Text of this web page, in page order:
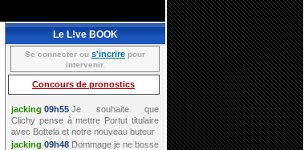
Le L!ve BOOK
Se connecter ou s'incrire pour
intervenir.
Concours de pronostics